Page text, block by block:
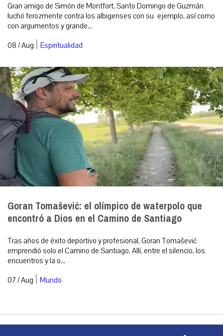
Gran amigo de Simón de Montfort, Santo Domingo de Guzmán
luchó ferozmente contra los albigenses con su ejemplo, así como
con argumentos y grande...
08 / Aug | Espiritualidad
Goran Tomašević: el olímpico de waterpolo que
encontró a Dios en el Camino de Santiago
Tras años de éxito deportivo y profesional, Goran Tomašević
emprendió solo el Camino de Santiago. Allí, entre el silencio, los
encuentros y la o...
07 / Aug | Mundo